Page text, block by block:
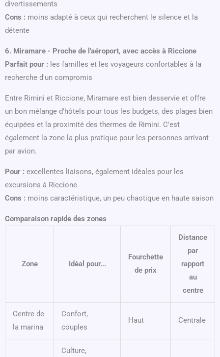
divertissements
Cons : moins adapté à ceux qui recherchent le silence et la
détente
6. Miramare - Proche de l'aéroport, avec accès à Riccione
Parfait pour : les familles et les voyageurs confortables à la
recherche d'un compromis
Entre Rimini et Riccione, Miramare est bien desservie et offre
un bon mélange d'hôtels pour tous les budgets, des plages bien
équipées et la proximité des thermes de Rimini. C'est
également la zone la plus pratique pour les personnes arrivant
par avion.
Pour : excellentes liaisons, également idéales pour les
excursions à Riccione
Cons : moins caractéristique, un peu chaotique en haute saison
Comparaison rapide des zones
Zone Idéal pour...
Fourchette
de prix
Distance
par
rapport
au
centre
Centre de
la marina
Confort,
couples
Haut Centrale
Culture,